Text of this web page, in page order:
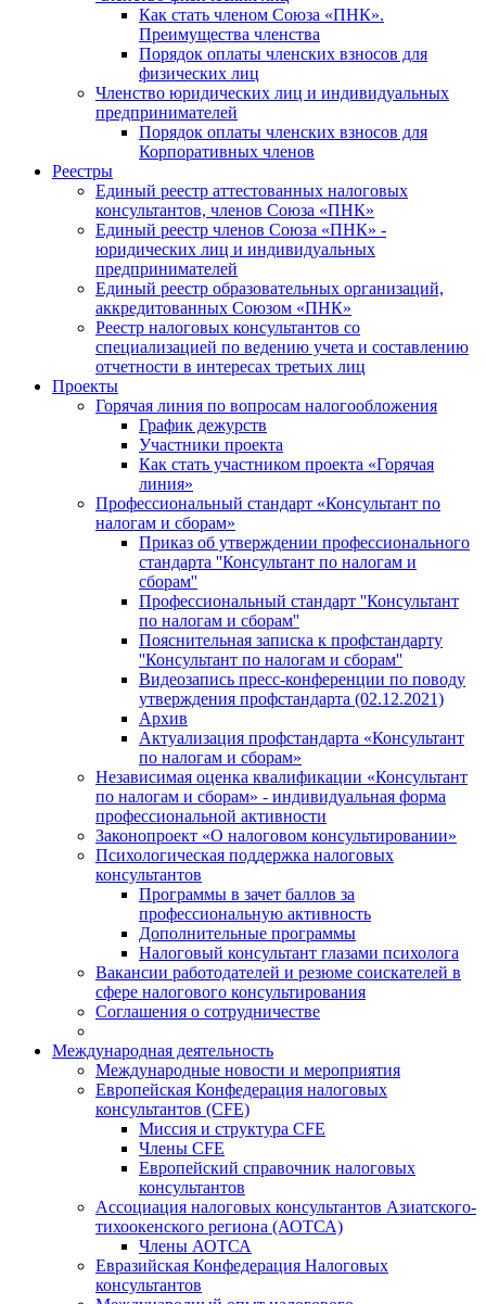
Как стать членом Союза «ПНК».
Преимущества членства
Порядок оплаты членских взносов для
физических лиц
Членство юридических лиц и индивидуальных
предпринимателей
Порядок оплаты членских взносов для
Корпоративных членов
Реестры
Единый реестр аттестованных налоговых
консультантов, членов Союза «ПНК»
Единый реестр членов Союза «ПНК» -
юридических лиц и индивидуальных
предпринимателей
Единый реестр образовательных организаций,
аккредитованных Союзом «ПНК»
Реестр налоговых консультантов со
специализацией по ведению учета и составлению
отчетности в интересах третьих лиц
Проекты
Горячая линия по вопросам налогообложения
График дежурств
Участники проекта
Как стать участником проекта «Горячая
линия»
Профессиональный стандарт «Консультант по
налогам и сборам»
Приказ об утверждении профессионального
стандарта ''Консультант по налогам и
сборам''
Профессиональный стандарт ''Консультант
по налогам и сборам''
Пояснительная записка к профстандарту
''Консультант по налогам и сборам''
Видеозапись пресс-конференции по поводу
утверждения профстандарта (02.12.2021)
Архив
Актуализация профстандарта «Консультант
по налогам и сборам»
Независимая оценка квалификации «Консультант
по налогам и сборам» - индивидуальная форма
профессиональной активности
Законопроект «О налоговом консультировании»
Психологическая поддержка налоговых
консультантов
Программы в зачет баллов за
профессиональную активность
Дополнительные программы
Налоговый консультант глазами психолога
Вакансии работодателей и резюме соискателей в
сфере налогового консультирования
Соглашения о сотрудничестве
Международная деятельность
Международные новости и мероприятия
Европейская Конфедерация налоговых
консультантов (CFE)
Миссия и структура CFE
Члены CFE
Европейский справочник налоговых
консультантов
Ассоциация налоговых консультантов Азиатского-
тихоокенского региона (АОТСА)
Члены АОТСА
Евразийская Конфедерация Налоговых
консультантов